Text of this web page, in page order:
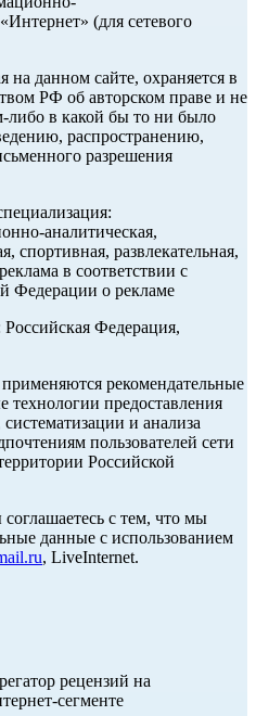
(для сетевого
данном сайте, охраняется в
РФ об авторском праве и не
либо в какой бы то ни было
распространению,
разрешения
аналитическая,
спортивная, развлекательная,
в соответствии с
Федерации о рекламе
Федерация,
рекомендательные
предоставления
и анализа
пользователей сети
Российской
с тем, что мы
данные с использованием
, LiveInternet.
рецензий на
сегменте